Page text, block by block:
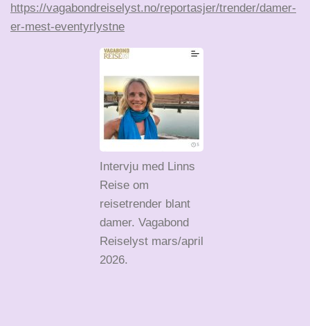
https://vagabondreiselyst.no/reportasjer/trender/damer-
er-mest-eventyrlystne
Intervju med Linns
Reise om
reisetrender blant
damer. Vagabond
Reiselyst mars/april
2026.